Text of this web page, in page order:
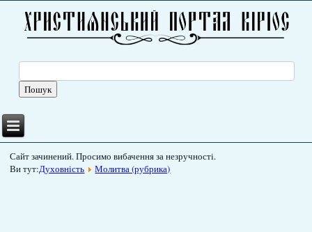
Сайт зачинений. Просимо вибачення за незручності.
Ви тут:Духовність Молитва (рубрика)